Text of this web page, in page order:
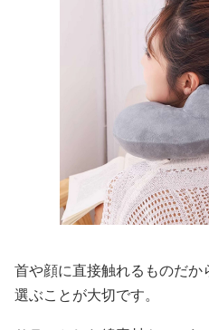
首や顔に直接触れるものだか
選ぶことが大切です。